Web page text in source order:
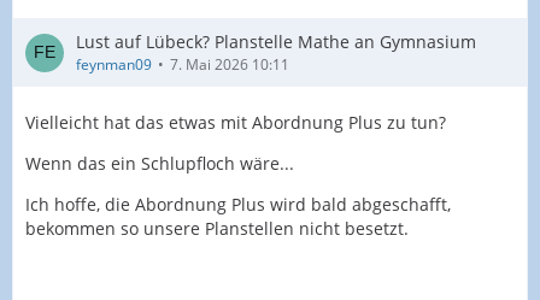
Lust auf Lübeck? Planstelle Mathe an Gymnasium
feynman09 7. Mai 2026 10:11
Vielleicht hat das etwas mit Abordnung Plus zu tun?
Wenn das ein Schlupfloch wäre...
Ich hoffe, die Abordnung Plus wird bald abgeschafft,
bekommen so unsere Planstellen nicht besetzt.